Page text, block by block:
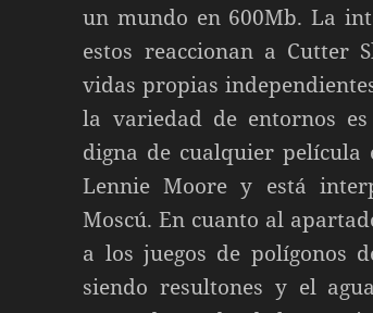
un mundo en 600Mb. La
estos reaccionan a Cutter
vidas propias
la variedad de entornos
digna de cualquier película
Lennie Moore y está
Moscú. En cuanto al
a los juegos de polígonos
siendo resultones y el